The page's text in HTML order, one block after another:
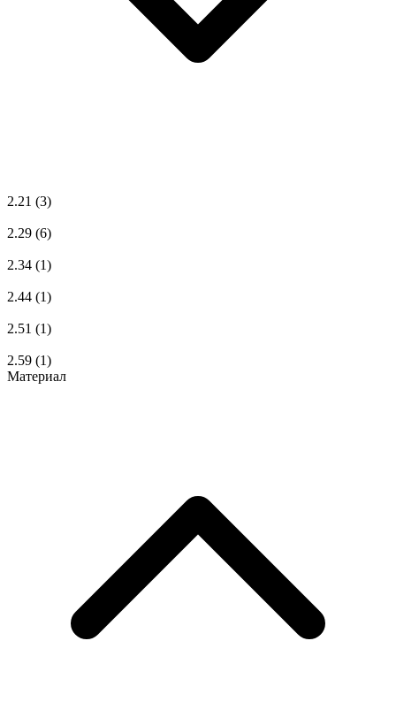
2.21 (3)
2.29 (6)
2.34 (1)
2.44 (1)
2.51 (1)
2.59 (1)
Материал